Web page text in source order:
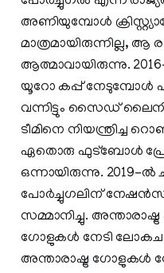
അണിയുമ്പോൾ
മാത്രമായിരുന്നില്ല, ആ
ആത്മാവായിരുന്നു.
യൂറോ കപ്പ് നേടുമ്പോൾ
വന്നിട്ടും സൈഡ്
ടീമിനെ നിയന്ത്രിച്ച
ഏതൊരു ഫുട്ബോൾ
ഒന്നായിരുന്നു. 2019-ൽ
പോർച്ചുഗലിന് നേഷൻസ്
സമ്മാനിച്ചു.
ഗോളുകൾ നേടി
അന്താരാഷ്ട്ര ഗോളുകൾ